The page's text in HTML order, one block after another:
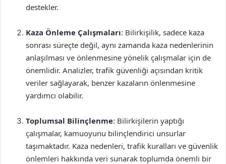
destekler.
Kaza Önleme Çalışmaları: Bilirkişilik, sadece kaza
sonrası süreçte değil, aynı zamanda kaza nedenlerinin
anlaşılması ve önlenmesine yönelik çalışmalar için de
önemlidir. Analizler, trafik güvenliği açısından kritik
veriler sağlayarak, benzer kazaların önlenmesine
yardımcı olabilir.
Toplumsal Bilinçlenme: Bilirkişilerin yaptığı
çalışmalar, kamuoyunu bilinçlendirici unsurlar
taşımaktadır. Kaza nedenleri, trafik kuralları ve güvenlik
önlemleri hakkında veri sunarak toplumda önemli bir